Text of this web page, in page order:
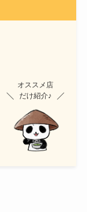
オススメ店
だけ紹介♪